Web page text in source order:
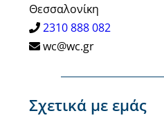
Θεσσαλονίκη
2310 888 082
wc@wc.gr
Σχετικά με εμάς